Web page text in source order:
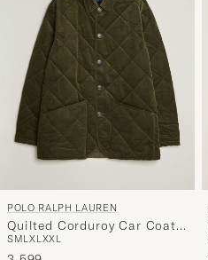
POLO RALPH LAUREN
Quilted Corduroy Car Coat
Company Olive
SMLXLXXL